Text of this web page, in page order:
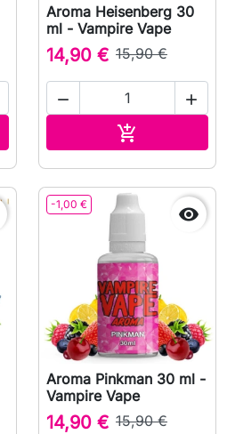
Aroma Heisenberg 30
ml - Vampire Vape
14,90 € 15,90 €
 

-1,00 € 
Aroma Pinkman 30 ml -
Vampire Vape
14,90 € 15,90 €